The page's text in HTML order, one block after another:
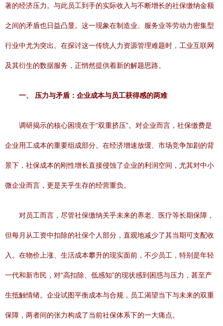
著的经济压力。与此员工到手的实际收入与不断增长的社保缴纳金额
之间的矛盾也日益凸显。这一现象在制造业、服务业等劳动力密集型
行业中尤为突出。在探讨这一传统人力资源管理难题时，工业互联网
及其衍生的数据服务，正悄然提供着新的解题思路。
一、 压力与矛盾：企业成本与员工获得感的两难
调研揭示的核心困境在于“双重挤压”。对企业而言，社保缴费是
企业用工成本的重要组成部分。在经济增速放缓、市场竞争加剧的背
景下，社保成本的刚性增长直接侵蚀了企业的利润空间，尤其对中小
微企业而言，更是关乎生存的经营重负。
对员工而言，尽管社保缴纳关乎未来的养老、医疗等长期保障，
但每月从工资中扣除的社保个人部分，直观地减少了其当期可支配收
入。在物价上涨、生活成本攀升的现实面前，不少员工，特别是年轻
一代和新市民，对“高扣除、低感知”的现状感到困惑与压力，甚至产
生抵触情绪。企业试图平衡成本与合规，员工渴望当下与未来的双重
保障，两者间的张力构成了当前社保体系下的一大痛点。